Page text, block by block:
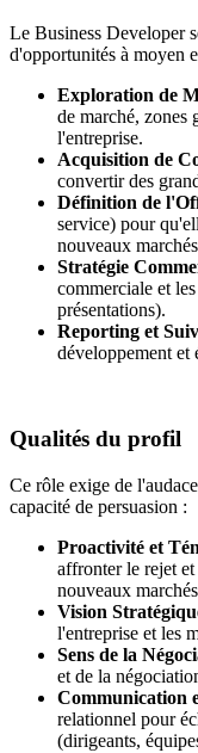
Le Business Developer
d'opportunités à moyen
Exploration de
de marché, zones
l'entreprise.
Acquisition de
convertir des
Définition de
service) pour
nouveaux
Stratégie
commerciale et
présentations).
Reporting et
développement et
Qualités du profil
Ce rôle exige de
capacité de persuasion :
Proactivité et
affronter le rejet
nouveaux
Vision
l'entreprise et les
Sens de la
et de la
Communication
relationnel pour
(dirigeants,